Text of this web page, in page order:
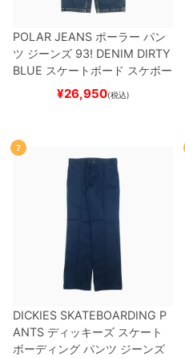
POLAR JEANS ポーラー パン
ツ ジーンズ 93! DENIM DIRTY
BLUE スケートボード スケボー
¥26,950(税込)
7
DICKIES SKATEBOARDING P
ANTS ディッキーズ スケート
ボーディング パンツ ジーンズ